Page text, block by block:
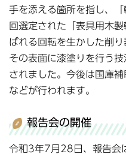
手を添える箇所を指し、
回選定された「表具用木
ばれる回転を生かした削り
その表面に漆塗りを行う
されました。今後は国庫
などが行われます。
報告会の開催
令和3年7月28日、報告会